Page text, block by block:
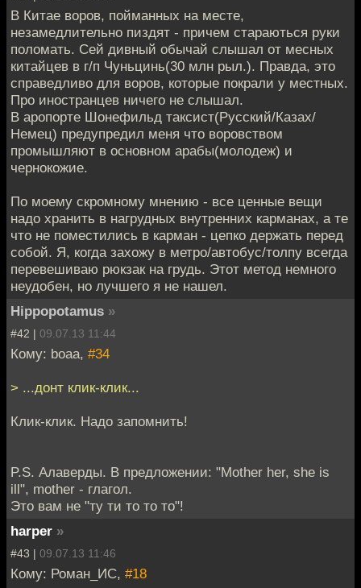
В Китае воров, пойманных на месте,
незамедлительно пиздят - причем стараються руки
поломать. Сей дивный обычай слышал от месных
китайцев в г/п Чуньцинь(30 млн рыл.). Правда, это
справедливо для воров, которые покрали у местных.
Про иностранцев ничего не слышал.
В аропорте Шонефильд таксист(Русский/Казах/
Немец) предупредил меня что воровством
промышляют в основном арабы(молодеж) и
чернокожие.
По моему скромному мнению - все ценные вещи
надо хранить в нагрудных внутренних карманах, а те
что не поместились в карман - цепко держать перед
собой. Я, когда захожу в метро/автобус/толпу всегда
перевешиваю рюкзак на грудь. Этот метод немного
неудобен, но лучшего я не нашел.
Hippopotamus »
#42 | 09.07.13 11:44
Кому: boaa, #34
> ...донт клик-клик...
Клик-клик. Надо запомнить!
P.S. Алаверды. В предложении: "Mother her, she is
ill", mother - глагол.
Это вам не "ту ти то то то"!
harper »
#43 | 09.07.13 11:46
Кому: Роман_ИС, #18